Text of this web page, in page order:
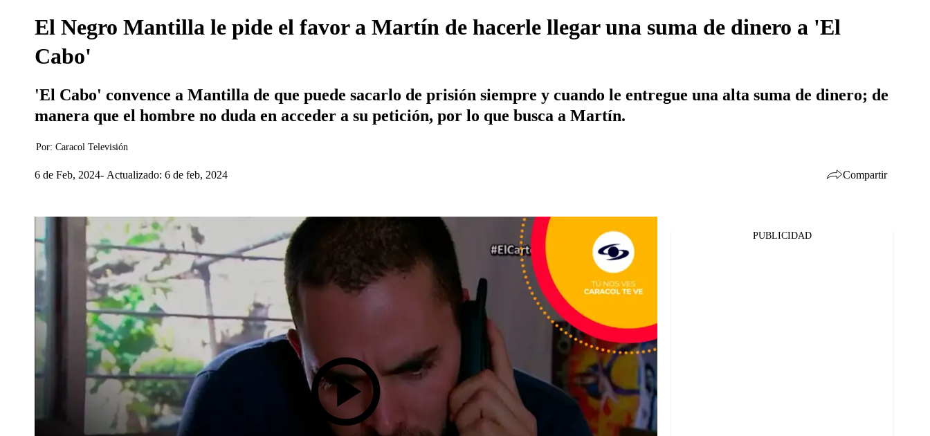
El Negro Mantilla le pide el favor a Martín de hacerle llegar una suma de dinero a 'El
Cabo'
'El Cabo' convence a Mantilla de que puede sacarlo de prisión siempre y cuando le entregue una alta suma de dinero; de
manera que el hombre no duda en acceder a su petición, por lo que busca a Martín.
Por: Caracol Televisión
6 de Feb, 2024 Actualizado: 6 de feb, 2024 Compartir
PUBLICIDAD